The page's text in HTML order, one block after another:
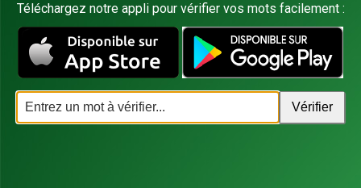
Téléchargez notre appli pour vérifier vos mots facilement :